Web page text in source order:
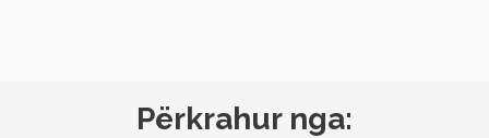
Përkrahur nga: